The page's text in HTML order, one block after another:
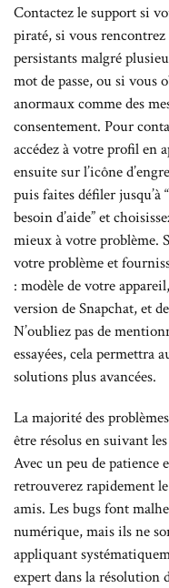
Contactez le support si
piraté, si vous
persistants malgré
mot de passe, ou si vous
anormaux comme des
consentement. Pour
accédez à votre profil en
ensuite sur l’icône
puis faites défiler jusqu’à
besoin d’aide” et
mieux à votre problème.
votre problème et
: modèle de votre
version de Snapchat, et
N’oubliez pas de
essayées, cela permettra
solutions plus avancées.
La majorité des
être résolus en suivant
Avec un peu de patience
retrouverez rapidement le
amis. Les bugs font
numérique, mais ils ne
appliquant
expert dans la résolution